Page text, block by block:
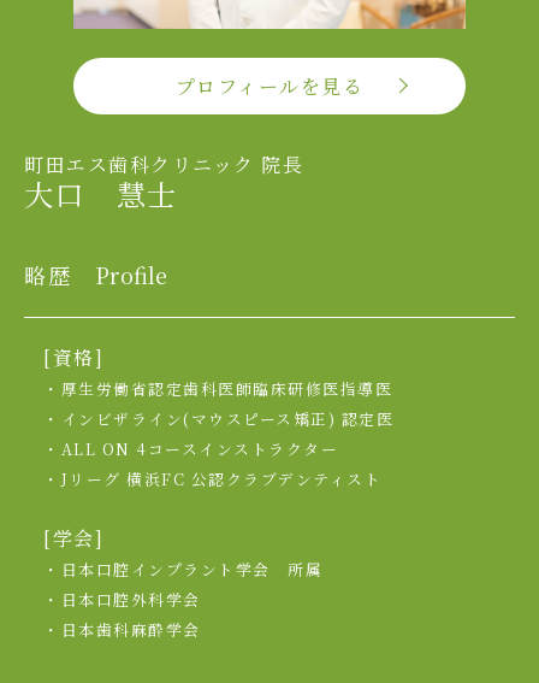
プロフィールを見る
町田エス歯科クリニック 院長
大口 慧士
略歴 Profile
[資格]
・厚生労働省認定歯科医師臨床研修医指導医
・インビザライン(マウスピース矯正) 認定医
・ALL ON 4コースインストラクター
・Jリーグ 横浜FC 公認クラブデンティスト
[学会]
・日本口腔インプラント学会 所属
・日本口腔外科学会
・日本歯科麻酔学会